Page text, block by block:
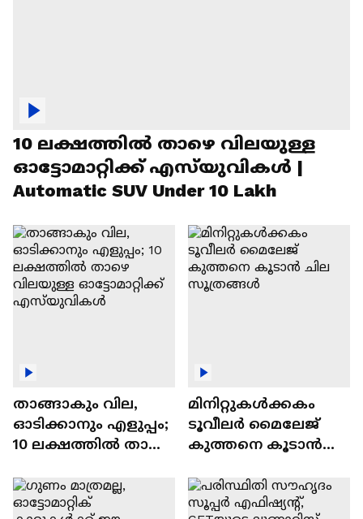
10 ലക്ഷത്തിൽ താഴെ വിലയുള്ള
ഓട്ടോമാറ്റിക്ക് എസ്‍യുവികൾ |
Automatic SUV Under 10 Lakh
താങ്ങാകും വില,
ഓടിക്കാനും എളുപ്പം;
10 ലക്ഷത്തിൽ താഴെ
ഓട്ടോമാറ്റിക്ക്
എസ്‍യുവികൾ
മിനിറ്റുകൾക്കകം
ടൂവീലർ മൈലേജ്
കുത്തനെ കൂടാൻ